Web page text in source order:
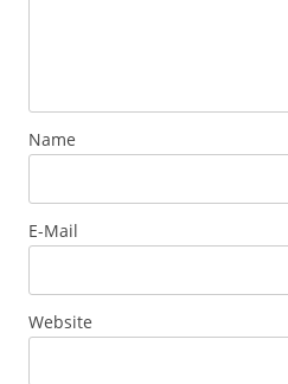
Name
E-Mail
Website